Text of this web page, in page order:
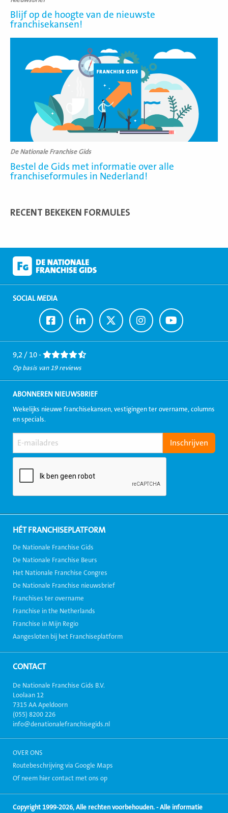
Blijf op de hoogte van de nieuwste
franchisekansen!
De Nationale Franchise Gids
Bestel de Gids met informatie over alle
franchiseformules in Nederland!
RECENT BEKEKEN FORMULES
SOCIAL MEDIA
Ga
naar
Facebook
Ga
naar
LinkedIn
Ga
naar
Twitter
Ga
naar
Instagram
Ga
naar
Youtube
9,2 / 10 -
Op basis van 19 reviews
ABONNEREN NIEUWSBRIEF
Wekelijks nieuwe franchisekansen, vestigingen ter overname, columns
en specials.
HÉT FRANCHISEPLATFORM
De Nationale Franchise Gids
De Nationale Franchise Beurs
Het Nationale Franchise Congres
De Nationale Franchise nieuwsbrief
Franchises ter overname
Franchise in the Netherlands
Franchise in Mijn Regio
Aangesloten bij het Franchiseplatform
CONTACT
De Nationale Franchise Gids B.V.
Loolaan 12
7315 AA Apeldoorn
(055) 8200 226
info@denationalefranchisegids.nl
OVER ONS
Routebeschrijving via Google Maps
Of neem hier contact met ons op
Copyright 1999-2026, Alle rechten voorbehouden. - Alle informatie